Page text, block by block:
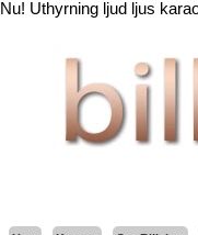
Nu! Uthyrning ljud ljus